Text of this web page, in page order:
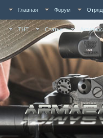
Главная Форум
ТНТ Статьи